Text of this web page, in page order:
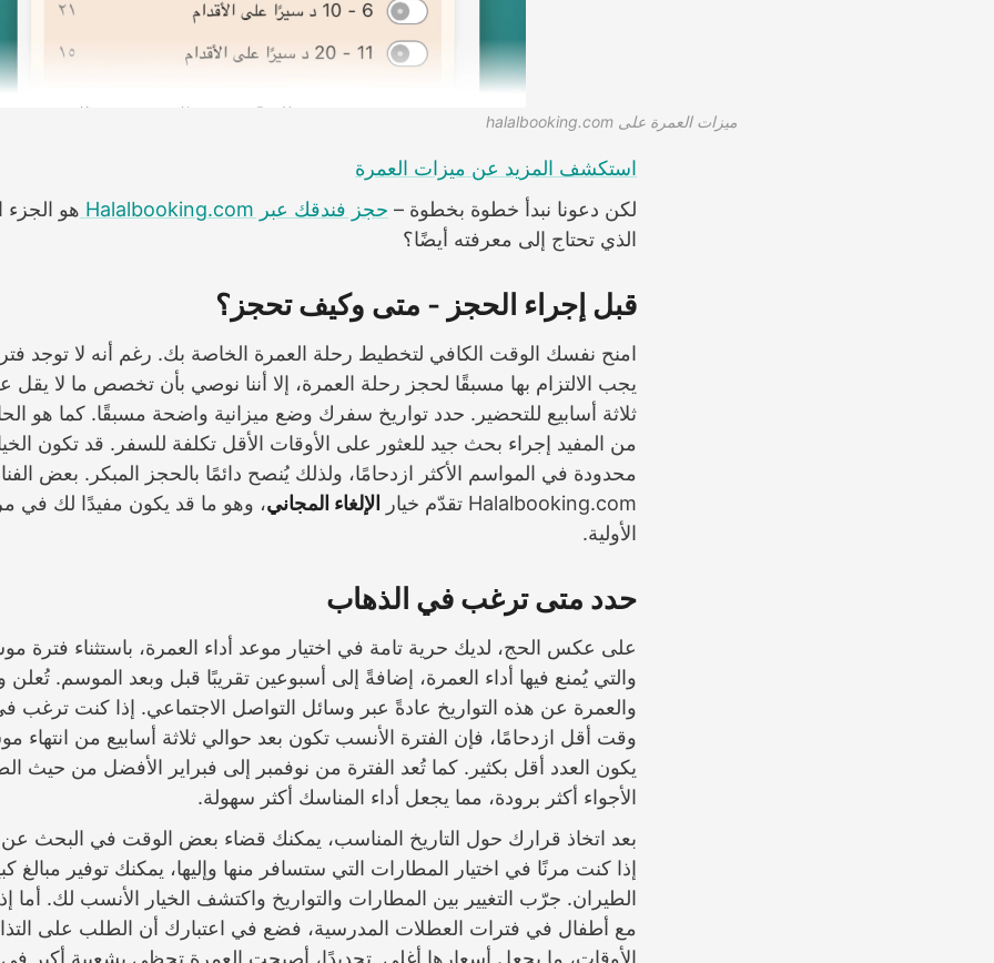
ميزات العمرة على halalbooking.com
استكشف المزيد عن ميزات العمرة
لكن دعونا نبدأ خطوة بخطوة – حجز فندقك عبر Halalbooking.com
هو الجزء
الذي تحتاج إلى معرفته أيضًا؟
قبل إجراء الحجز - متى وكيف تحجز؟
امنح نفسك الوقت الكافي لتخطيط رحلة العمرة الخاصة بك. رغم أنه لا توجد
يجب الالتزام بها مسبقًا لحجز رحلة العمرة، إلا أننا نوصي بأن تخصص ما لا
ثلاثة أسابيع للتحضير. حدد تواريخ سفرك وضع ميزانية واضحة مسبقًا. كما هو
من المفيد إجراء بحث جيد للعثور على الأوقات الأقل تكلفة للسفر. قد تكون
محدودة في المواسم الأكثر ازدحامًا، ولذلك يُنصح دائمًا بالحجز المبكر. بعض
Halalbooking.com تقدّم خيار
الإلغاء المجاني، وهو ما قد يكون مفيدًا لك في
الأولية.
حدد متى ترغب في الذهاب
على عكس الحج، لديك حرية تامة في اختيار موعد أداء العمرة، باستثناء فترة
والتي يُمنع فيها أداء العمرة، إضافةً إلى أسبوعين تقريبًا قبل وبعد الموسم. تُعلن
والعمرة عن هذه التواريخ عادةً عبر وسائل التواصل الاجتماعي. إذا كنت ترغب
وقت أقل ازدحامًا، فإن الفترة الأنسب تكون بعد حوالي ثلاثة أسابيع من انتهاء
يكون العدد أقل بكثير. كما تُعد الفترة من نوفمبر إلى فبراير الأفضل من حيث
الأجواء أكثر برودة، مما يجعل أداء المناسك أكثر سهولة.
بعد اتخاذ قرارك حول التاريخ المناسب، يمكنك قضاء بعض الوقت في البحث
إذا كنت مرنًا في اختيار المطارات التي ستسافر منها وإليها، يمكنك توفير مبالغ
الطيران. جرّب التغيير بين المطارات والتواريخ واكتشف الخيار الأنسب لك. أما
مع أطفال في فترات العطلات المدرسية، فضع في اعتبارك أن الطلب على
الأوقات، ما يجعل أسعارها أغلى. تحديدًا، أصبحت العمرة تحظى بشعبية أكبر في